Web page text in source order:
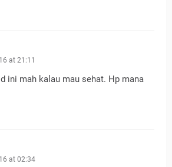
at 21:11
ini mah kalau mau sehat. Hp mana
at 02:34